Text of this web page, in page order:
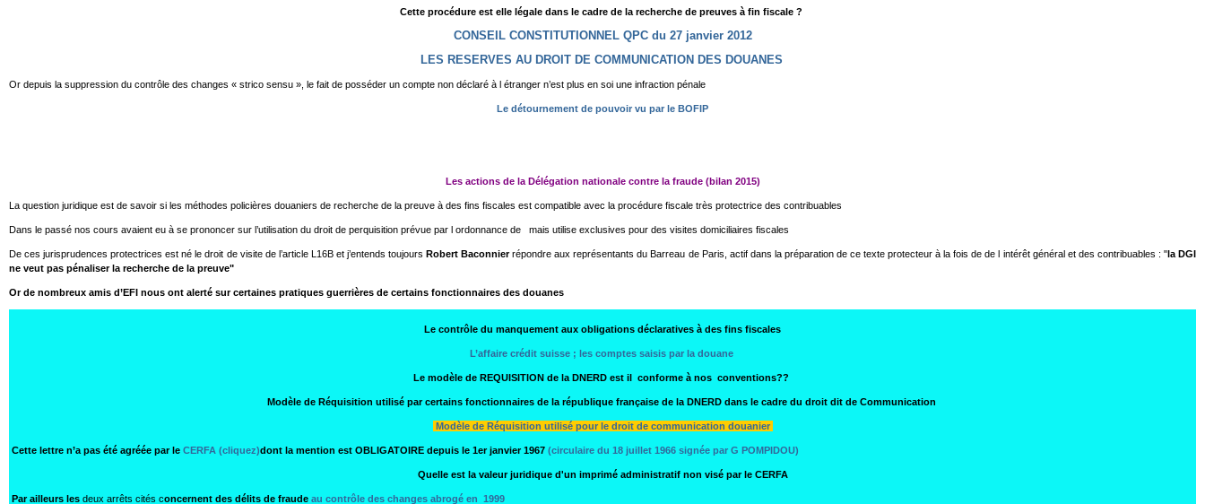
Cette procédure est elle légale dans le cadre de la recherche de preuves à fin fiscale ?
CONSEIL CONSTITUTIONNEL QPC du 27 janvier 2012
LES RESERVES AU DROIT DE COMMUNICATION DES DOUANES
Or depuis la suppression du contrôle des changes « strico sensu », le fait de posséder un compte non déclaré à l étranger n’est plus en soi une infraction pénale
Le détournement de pouvoir vu par le BOFIP
Les actions de la Délégation nationale contre la fraude (bilan 2015)
La question juridique est de savoir si les méthodes policières douaniers de recherche de la preuve à des fins fiscales est compatible avec la procédure fiscale très protectrice des contribuables
Dans le passé nos cours avaient eu à se prononcer sur l’utilisation du droit de perquisition prévue par l ordonnance de mais utilise exclusives pour des visites domiciliaires fiscales
De ces jurisprudences protectrices est né le droit de visite de l’article L16B et j’entends toujoursRobert Baconnierrépondre aux représentants du Barreau de Paris, actif dans la préparation de ce texte protecteur à la fois de de l intérêt général et des contribuables : "la DGI
ne veut pas pénaliser la recherche de la preuve"
Or de nombreux amis d’EFI nous ont alerté sur certaines pratiques guerrières de certains fonctionnaires des douanes
Le contrôle du manquement aux obligations déclaratives à des fins fiscales
L’affaire crédit suisse ; les comptes saisis par la douane
Le modèle de REQUISITION de la DNERD est il conforme à nos conventions??
Modèle de Réquisition utilisé par certains fonctionnaires de la république française de la DNERD dans le cadre du droit dit de Communication
Modèle de Réquisition utilisé pour le droit de communication douanier
Cette lettre n’a pas été agréée par le CERFA (cliquez)dont la mention est OBLIGATOIRE depuis le 1er janvier 1967 (circulaire du 18 juillet 1966 signée par G POMPIDOU)
Quelle est la valeur juridique d'un imprimé administratif non visé par le CERFA
Par ailleurs les deux arrêts cités concernent des délits de fraude au contrôle des changes abrogé en 1999